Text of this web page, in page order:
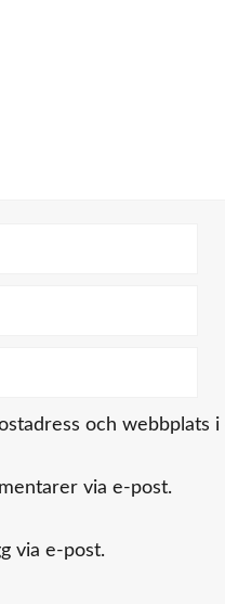
och webbplats
via e-post.
via e-post.